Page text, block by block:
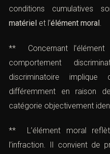
conditions cumulatives
matériel et l’élément moral.
** Concernant l’élément
comportement
discriminatoire
différemment en raison
catégorie objectivement
** L’élément moral
l’infraction. Il convient de